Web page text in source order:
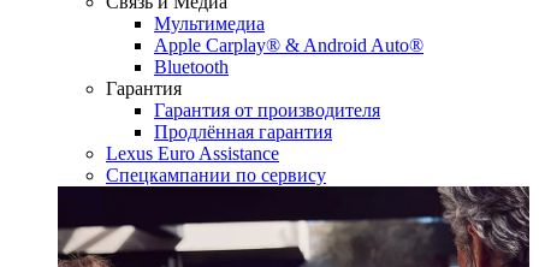
Мультимедиа
Apple Carplay® & Android Auto®
Bluetooth
Гарантия
Гарантия от производителя
Продлённая гарантия
Lexus Euro Assistance
Спецкампании по сервису